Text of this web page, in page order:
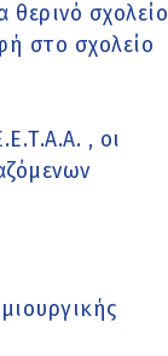
θερινό σχολείο
στο σχολείο
, οι